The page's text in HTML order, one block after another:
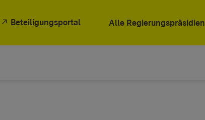
Beteiligungsportal Alle Regierungspräsidien